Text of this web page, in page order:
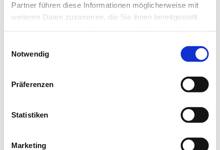
Partner führen diese Informationen möglicherweise mit
weiteren Daten zusammen, die Sie ihnen bereitgestellt
Notwendig
Präferenzen
Statistiken
Marketing
loadingjobninja.com
for more